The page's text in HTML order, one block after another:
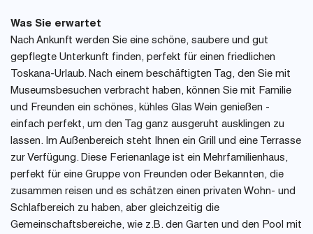
Was Sie erwartet
Nach Ankunft werden Sie eine schöne, saubere und gut
gepflegte Unterkunft finden, perfekt für einen friedlichen
Toskana-Urlaub. Nach einem beschäftigten Tag, den Sie mit
Museumsbesuchen verbracht haben, können Sie mit Familie
und Freunden ein schönes, kühles Glas Wein genießen -
einfach perfekt, um den Tag ganz ausgeruht ausklingen zu
lassen. Im Außenbereich steht Ihnen ein Grill und eine Terrasse
zur Verfügung. Diese Ferienanlage ist ein Mehrfamilienhaus,
perfekt für eine Gruppe von Freunden oder Bekannten, die
zusammen reisen und es schätzen einen privaten Wohn- und
Schlafbereich zu haben, aber gleichzeitig die
Gemeinschaftsbereiche, wie z.B. den Garten und den Pool mit